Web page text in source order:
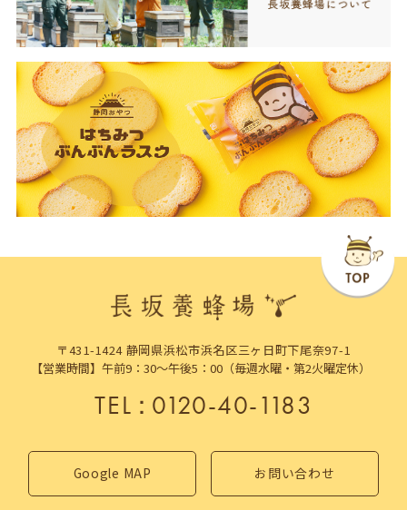
〒431-1424 静岡県浜松市浜名区三ヶ日町下尾奈97-1
【営業時間】午前9：30～午後5：00（毎週水曜・第2火曜定休）
TEL：0120-40-1183
Google MAP お問い合わせ